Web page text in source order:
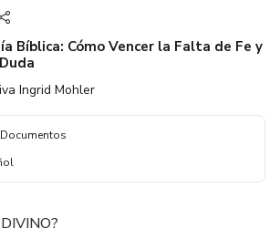
Bíblica: Cómo Vencer la Falta de Fe y
Ingrid Mohler